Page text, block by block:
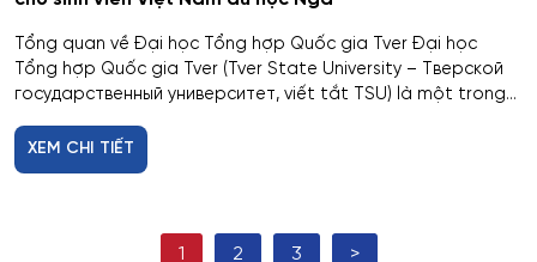
Hệ thống kỹ thuật radar đặc chủng
Hệ thống kỹ thuật tổ chức – kỹ thuật đặc thù
Tổng quan về Đại học Tổng hợp Quốc gia Tver Đại học
Tổng hợp Quốc gia Tver (Tver State University – Тверской
государственный университет, viết tắt TSU) là một trong...
XEM CHI TIẾT
1 2 3 >